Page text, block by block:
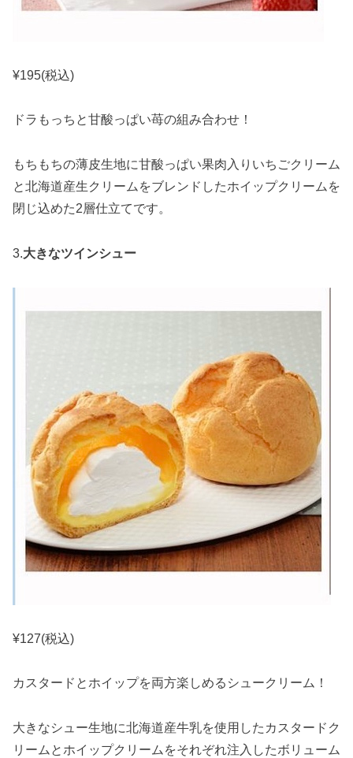
¥195(税込)
ドラもっちと甘酸っぱい苺の組み合わせ！
もちもちの薄皮生地に甘酸っぱい果肉入りいちごクリーム
と北海道産生クリームをブレンドしたホイップクリームを
閉じ込めた2層仕立てです。
3.大きなツインシュー
¥127(税込)
カスタードとホイップを両方楽しめるシュークリーム！
大きなシュー生地に北海道産牛乳を使用したカスタードク
リームとホイップクリームをそれぞれ注入したボリューム